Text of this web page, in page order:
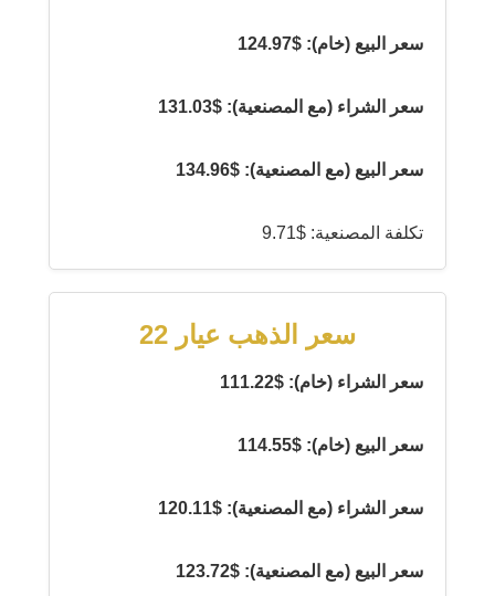
سعر البيع (خام): $124.97
سعر الشراء (مع المصنعية): $131.03
سعر البيع (مع المصنعية): $134.96
تكلفة المصنعية: $9.71
سعر الذهب عيار 22
سعر الشراء (خام): $111.22
سعر البيع (خام): $114.55
سعر الشراء (مع المصنعية): $120.11
سعر البيع (مع المصنعية): $123.72